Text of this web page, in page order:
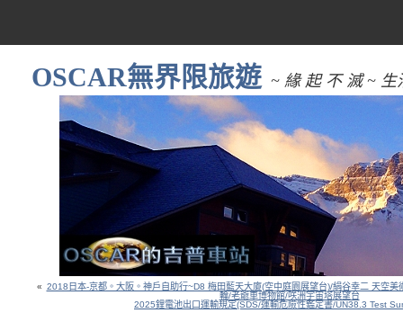
OSCAR無界限旅遊 ~ 緣 起 不 滅 ~ 生
« 2018日本-京都。大阪。神戶自助行~D8 梅田藍天大廈(空中庭園展望台)/絹谷幸二 天空美
輪/老爺車博物館/咲洲宇宙塔展望台
2025鋰電池出口運輸規定(SDS/運輸危險性鑑定書/UN38.3 Test